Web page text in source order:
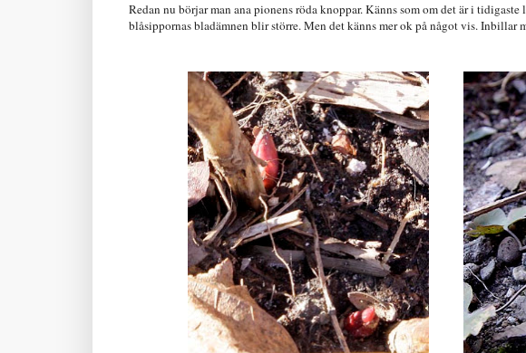
Redan nu börjar man ana pionens röda knoppar. Känns som om det är i
blåsippornas bladämnen blir större. Men det känns mer ok på något vis. Inbillar